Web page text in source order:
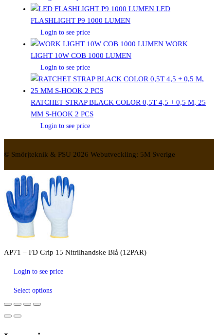
LED
FLASHLIGHT P9 1000 LUMEN
Login to see price
WORK
LIGHT 10W COB 1000 LUMEN
Login to see price
RATCHET STRAP BLACK COLOR 0,5T 4,5 + 0,5 M, 25
MM S-HOOK 2 PCS
Login to see price
© Smörjteknik & PSU 2026 Webutveckling: 5M Sverige
AP71 – FD Grip 15 Nitrilhandske Blå (12PAR)
Login to see price
Select options